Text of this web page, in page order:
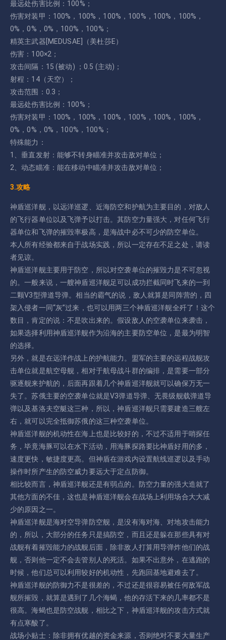
最远处伤害比例：100%；
伤害对装甲：100%，100%，100%，100%，100%，100%，
0%，0%，0%，100%，100%；
精英主武器[MEDUSAE]（美杜莎E）
伤害：100×2；
攻击间隔：15 (被动) ；0.5 (主动)；
射程：14（天空）；
攻击范围：0.3；
最远处伤害比例：100%；
伤害对装甲：100%，100%，100%，100%，100%，100%，
0%，0%，0%，100%，100%；
特殊能力：
1、垂直发射：能够不转身瞄准并攻击敌对单位；
2、动态瞄准：能在移动中瞄准并攻击敌对单位；
3.攻略
神盾巡洋舰，以远洋巡逻、近海防空和护航为主要目的，对敌人
的飞行器单位以及飞弹予以打击。其防空力量强大，对任何飞行
器单位和飞弹的摧毁率极高，是海战中必不可少的防空单位。
本人所有经验都来自于战场实践，所以一定存在不足之处，请读
者见谅。
神盾巡洋舰主要用于防空，所以对空袭单位的摧毁力是不可忽视
的。一般来说，一艘神盾巡洋舰足可以成功拦截同时飞来的一到
二颗V3型弹道导弹。相当的霸气的说，敌人就算是同阵营的，四
架入侵者一同“灰”过来，也可以用两三个神盾巡洋舰全歼了！这个
数目，肯定的说：不是吹出来的。假设敌人的空袭单位来袭击，
如果选择利用神盾巡洋舰作为沿海的主要防空单位，是最为明智
的选择。
另外，就是在远洋作战上的护航能力。盟军的主要的远程战舰攻
击单位就是航空母舰，相对于航母战斗群的编排，是需要一部分
驱逐舰来护航的，后面再跟着几个神盾巡洋舰就可以确保万无一
失了。苏俄主要的空袭单位就是V3弹道导弹、无畏级舰载弹道导
弹以及基洛夫空艇这三种，所以，神盾巡洋舰只需要建造三艘左
右，就可以完全抵御苏俄的这三种空袭单位。
神盾巡洋舰的机动性在海上也是比较好的，不过不适用于哨探任
务，毕竟海豚可以在水下活动，用海豚探路要比神盾好用的多，
速度更快，敏捷度更高。但神盾在游戏内设置航线巡逻以及手动
操作时所产生的防空威力要远大于定点防御。
相比较而言，神盾巡洋舰还是有弱点的。防空力量的强大造就了
其他方面的不佳，这也是神盾巡洋舰会在战场上利用场合大大减
少的原因之一。
神盾巡洋舰是海对空导弹防空舰，是没有海对海、对地攻击能力
的，所以，大部分的任务只是搞防空，而且还是躲在那些具有对
战舰有着摧毁能力的战舰后面，除非敌人打算用导弹炸他们的战
舰，否则他一定不会去管别人的死活。如果不出意外，在逃跑的
时候，他们总可以利用较好的机动性，先跑回基地避难去了。
神盾巡洋舰的防御力不是很差的，不过还是很容易被任何敌军战
舰所摧毁，就算是遇到了几个海蝎，他的存活下来的几率都不是
很高。海蝎也是防空战舰，相比之下，神盾巡洋舰的攻击方式就
有点寒酸了。
战场小贴士：除非拥有优越的资金来源，否则绝对不要大量生产